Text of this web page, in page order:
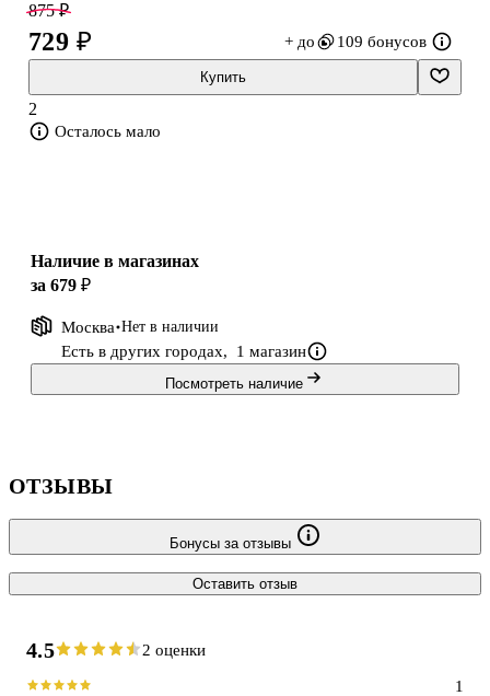
началась мифологизация его жизни, которая продолжается до
сих пор. В каких целях это делалось и как происходила эволюция
Об этом и многом другом читатель узнает в монографии
Александра Широкорада "Ратоборец Александр Невский. Мифы
875 ₽
729 ₽ + до 109 бонусов
Купить
2
Осталось мало
Наличие в магазинах
за 679 ₽
Москва Нет в наличии
Есть в других городах, 1 магазин
Посмотреть наличие
ОТЗЫВЫ
Бонусы за отзывы
Оставить отзыв
4.5 2 оценки
1